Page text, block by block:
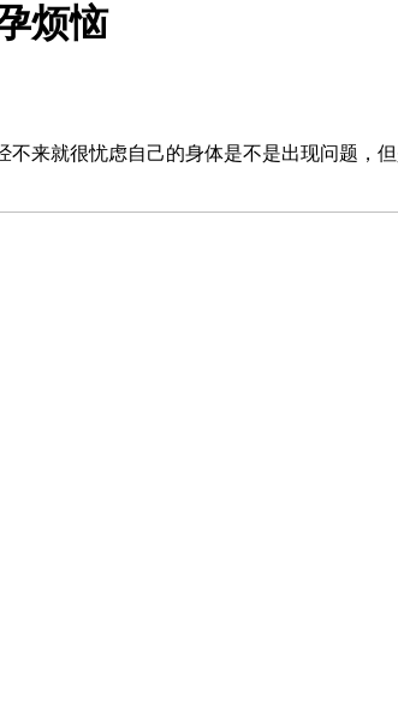
烦恼
来就很忧虑自己的身体是不是出现问题，